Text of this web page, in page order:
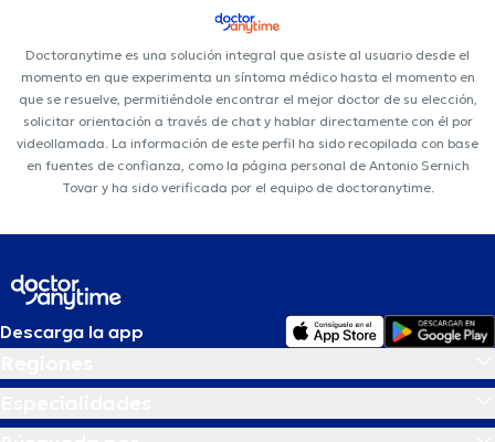
Doctoranytime es una solución integral que asiste al usuario desde el
momento en que experimenta un síntoma médico hasta el momento en
que se resuelve, permitiéndole encontrar el mejor doctor de su elección,
solicitar orientación a través de chat y hablar directamente con él por
videollamada. La información de este perfil ha sido recopilada con base
en fuentes de confianza, como la página personal de Antonio Sernich
Tovar y ha sido verificada por el equipo de doctoranytime.
Descarga la app